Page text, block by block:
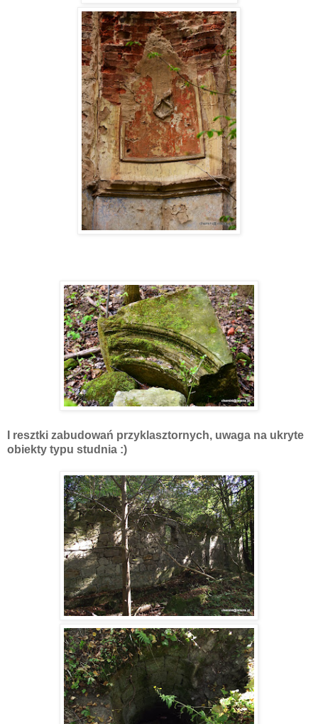
I resztki zabudowań przyklasztornych, uwaga na ukryte
obiekty typu studnia :)